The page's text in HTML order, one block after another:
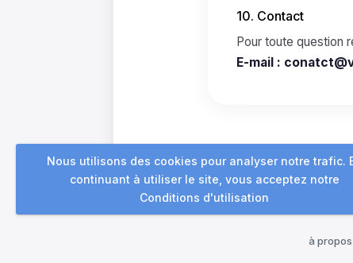
Nous utilisons des cookies pour analyser notre trafic.
continuant à utiliser le site, vous acceptez notre
Conditions d'utilisation
10. Contact
Pour toute question
E-mail :
à propos